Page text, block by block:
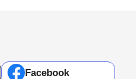
Facebook